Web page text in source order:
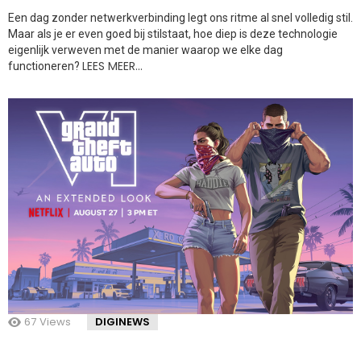
Een dag zonder netwerkverbinding legt ons ritme al snel volledig stil.
Maar als je er even goed bij stilstaat, hoe diep is deze technologie
eigenlijk verweven met de manier waarop we elke dag
functioneren? LEES MEER…
67 Views DIGINEWS